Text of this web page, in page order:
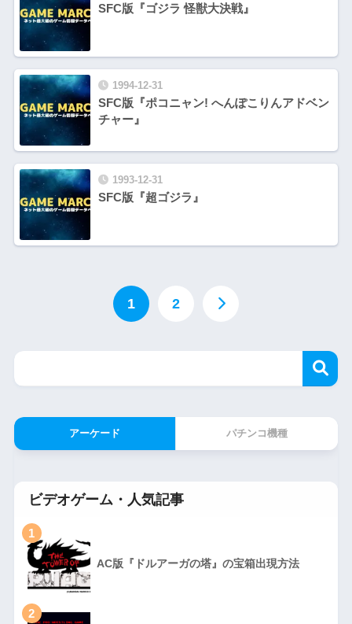
SFC版『ゴジラ 怪獣大決戦』
1994-12-31
SFC版『ポコニャン! へんぽこりんアドベン
チャー』
1993-12-31
SFC版『超ゴジラ』
1 2
アーケード パチンコ機種
ビデオゲーム・人気記事
1
AC版『ドルアーガの塔』の宝箱出現方法
2